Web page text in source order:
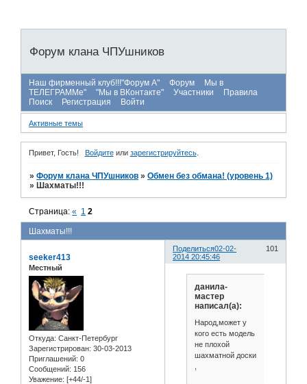
Форум клана ЧПУшников
Наш фирменный клуб!!!"Форум А" Форум
Мы в
ТЕЛЕГРАММе"
"Мы в ВКонтакте" Участники
Правила
Поиск
Регистрация Войти
Активные темы
Привет, Гость! Войдитеили зарегистрируйтесь.
»Форум клана ЧПУшников »Обмен без обмана! (уровень 1)
» Шахматы!!!
Шахматы!!!
Страница:« 1 2
Поделиться 101
02-02-
2014 20:45:46
seeker413
Местный
Откуда: Санкт-Петербург
Зарегистрирован: 30-03-2013
Приглашений: 0
Сообщений: 156
Уважение: [+44/-1]
данила-
мастер
написал(а):
Народ,может у
кого есть модель
не плохой
шахматной доски